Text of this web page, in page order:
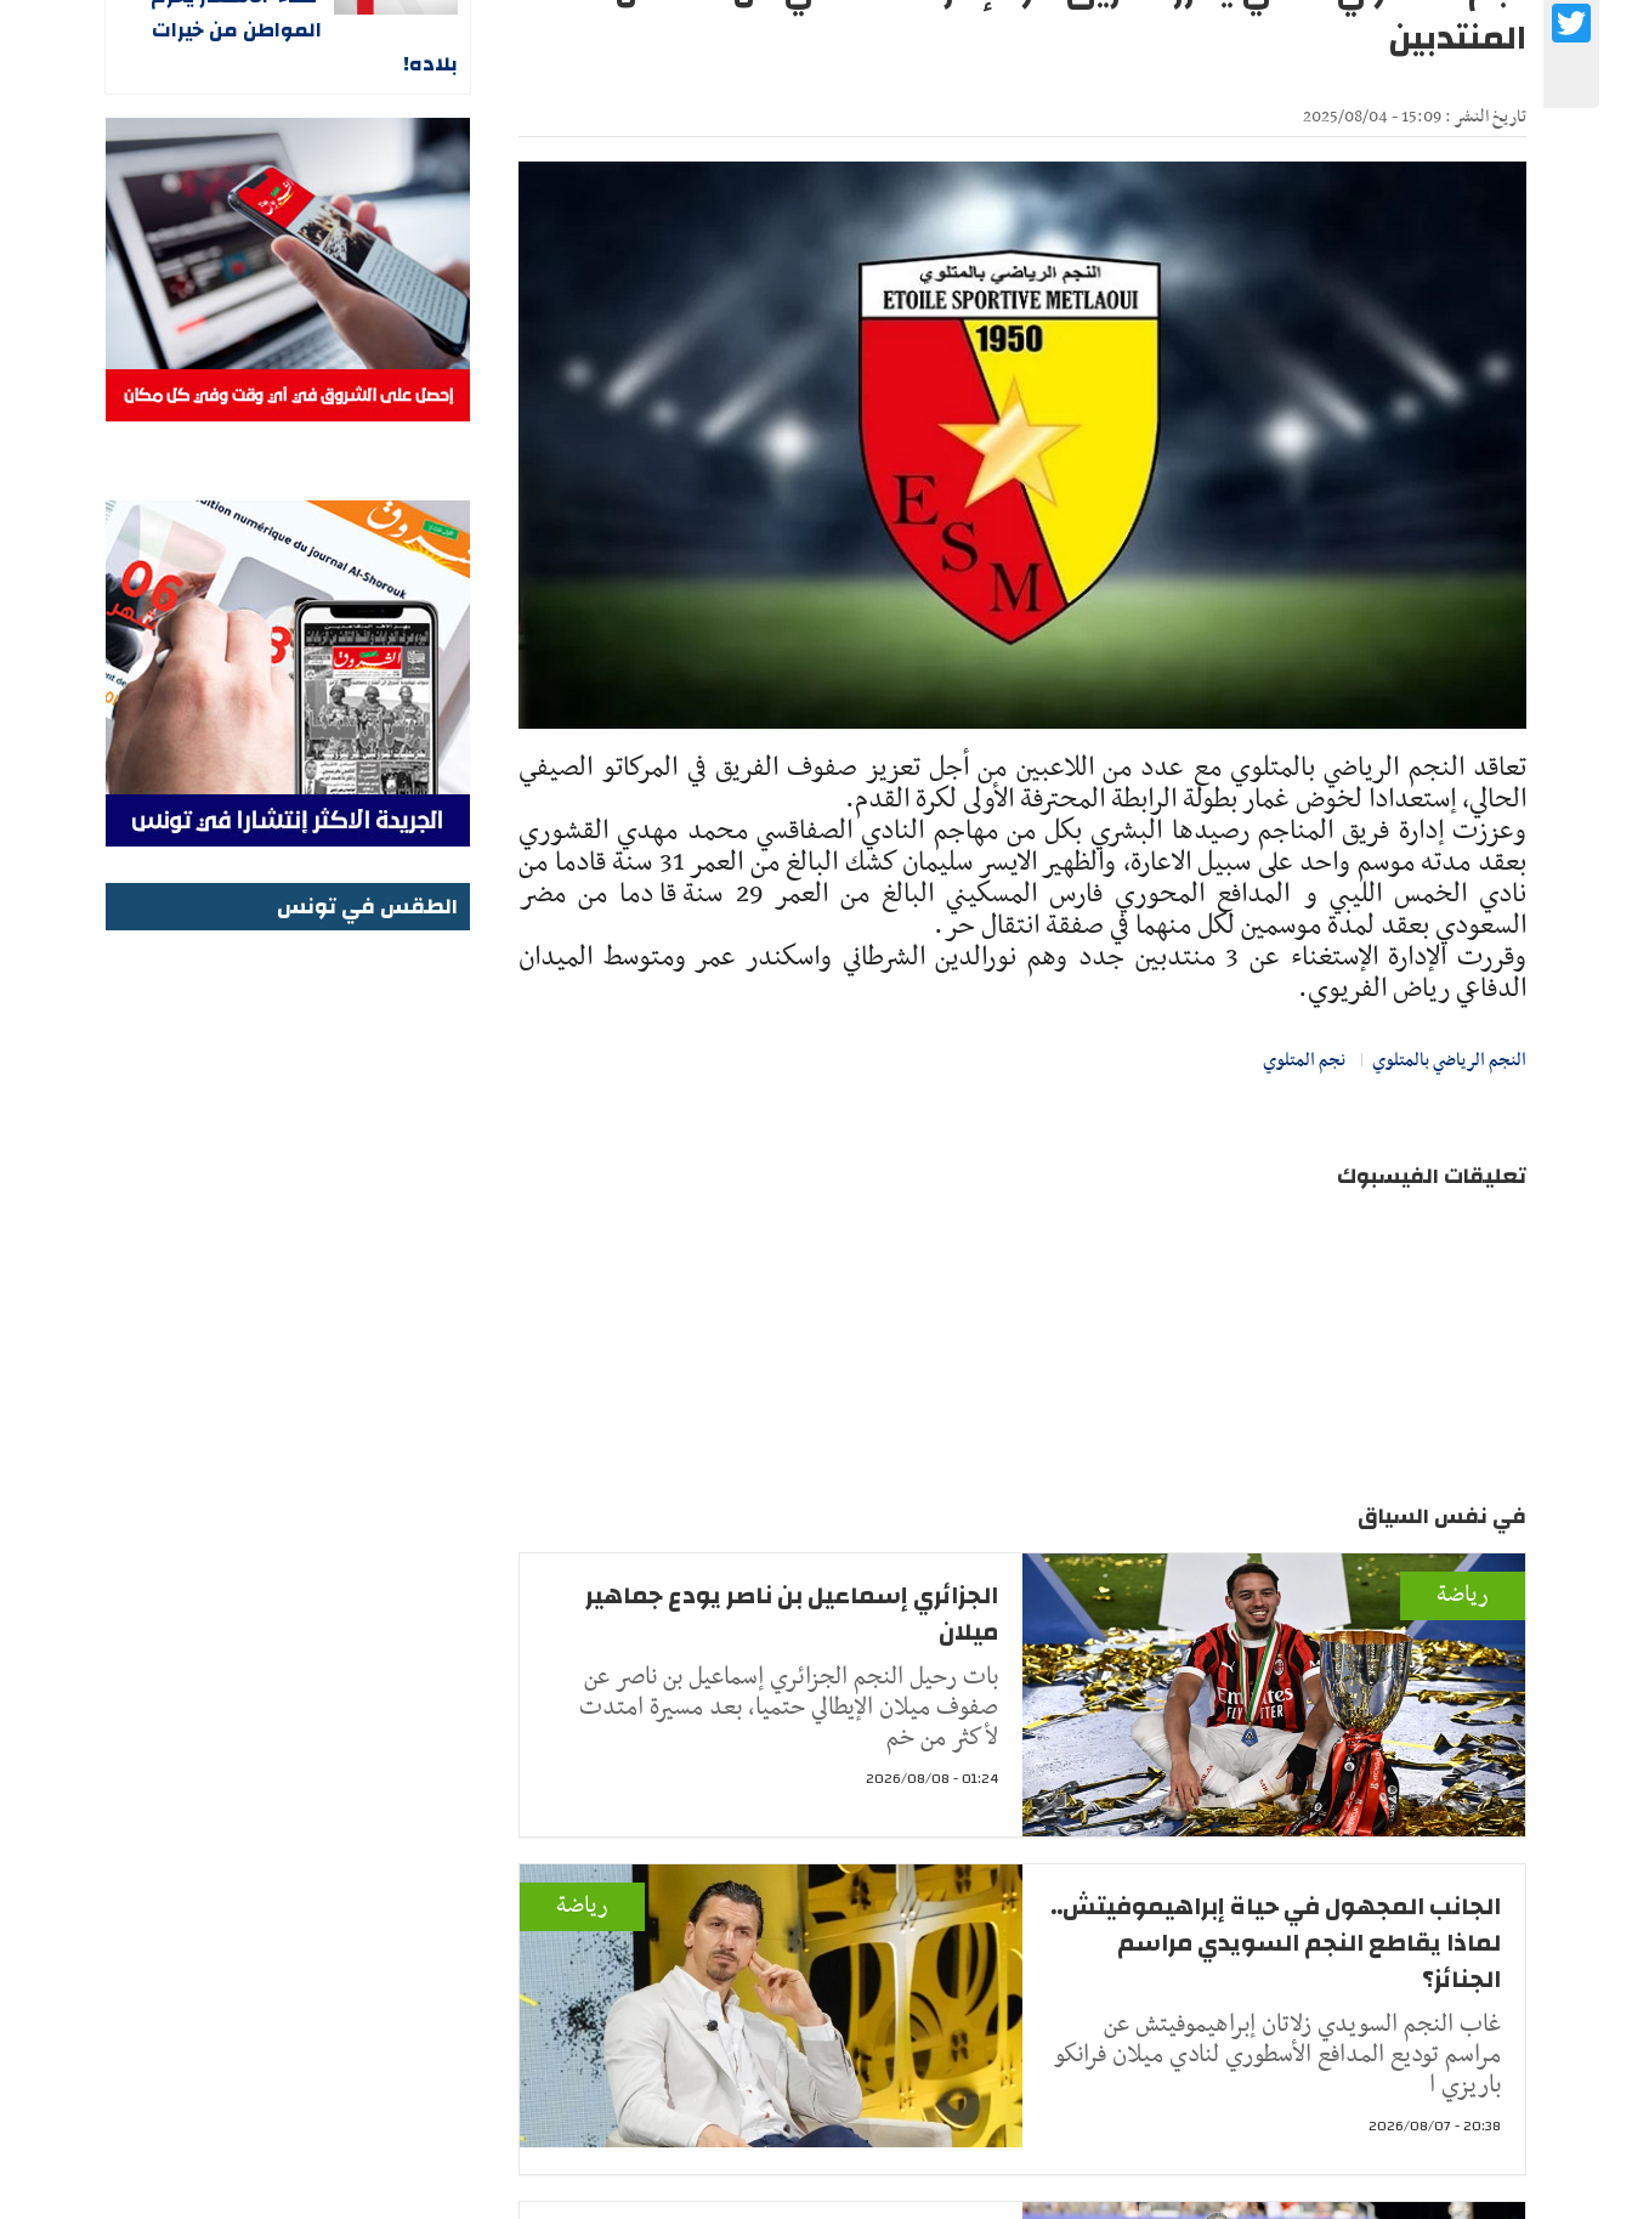
المنتدبين
تاريخ النشر : 15:09 - 2025/08/04
تعاقد النجم الرياضي بالمتلوي مع عدد من اللاعبين من أجل تعزيز صفوف الفريق في المركاتو الصيفي
الحالي، إستعدادا لخوض غمار بطولة الرابطة المحترفة الأولى لكرة القدم.
وعززت إدارة فريق المناجم رصيدها البشري بكل من مهاجم النادي الصفاقسي محمد مهدي القشوري
بعقد مدته موسم واحد على سبيل الاعارة، والظهير الايسر سليمان كشك البالغ من العمر 31 سنة قادما من
نادي الخمس الليبي و المدافع المحوري فارس المسكيني البالغ من العمر 29 سنة قادما من مضر
السعودي بعقد لمدة موسمين لكل منهما في صفقة انتقال حر.
وقررت الإدارة الإستغناء عن 3 منتدبين جدد وهم نورالدين الشرطاني واسكندر عمر ومتوسط الميدان
الدفاعي رياض الفريوي.
النجم الرياضي بالمتلوي نجم المتلوي
Twitter
تعليقات الفيسبوك
في نفس السياق
رياضة
الجزائري إسماعيل بن ناصر يودع جماهير
ميلان
بات رحيل النجم الجزائري إسماعيل بن ناصر عن
صفوف ميلان الإيطالي حتميا، بعد مسيرة امتدت
لأكثر من خم
01:24 - 2026/08/08
رياضة
الجانب المجهول في حياة إبراهيموفيتش..
لماذا يقاطع النجم السويدي مراسم
الجنائز؟
غاب النجم السويدي زلاتان إبراهيموفيتش عن
مراسم توديع المدافع الأسطوري لنادي ميلان فرانكو
باريزي ا
20:38 - 2026/08/07
المواطن من خيرات
بلاده!
الطقس في تونس